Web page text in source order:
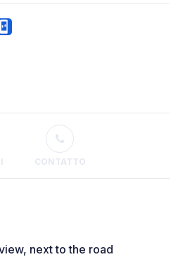
CONTATTO
next to the road